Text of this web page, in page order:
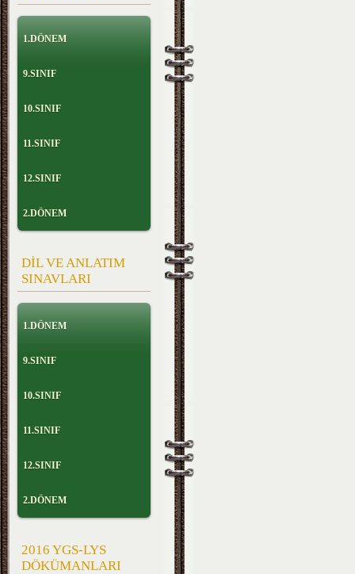
1.DÖNEM
9.SINIF
10.SINIF
11.SINIF
12.SINIF
2.DÖNEM
DİL VE ANLATIM
SINAVLARI
1.DÖNEM
9.SINIF
10.SINIF
11.SINIF
12.SINIF
2.DÖNEM
2016 YGS-LYS
DÖKÜMANLARI